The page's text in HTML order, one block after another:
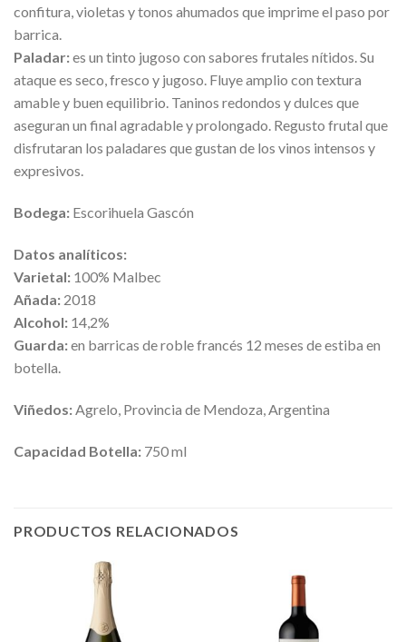
confitura, violetas y tonos ahumados que imprime el paso por
barrica.
Paladar:es un tinto jugoso con sabores frutales nítidos. Su
ataque es seco, fresco y jugoso. Fluye amplio con textura
amable y buen equilibrio. Taninos redondos y dulces que
aseguran un final agradable y prolongado. Regusto frutal que
disfrutaran los paladares que gustan de los vinos intensos y
expresivos.
Bodega: Escorihuela Gascón
Datos analíticos:
Varietal: 100% Malbec
Añada: 2018
Alcohol: 14,2%
Guarda:en barricas de roble francés 12 meses de estiba en
botella.
Viñedos: Agrelo, Provincia de Mendoza, Argentina
Capacidad Botella: 750 ml
PRODUCTOS RELACIONADOS